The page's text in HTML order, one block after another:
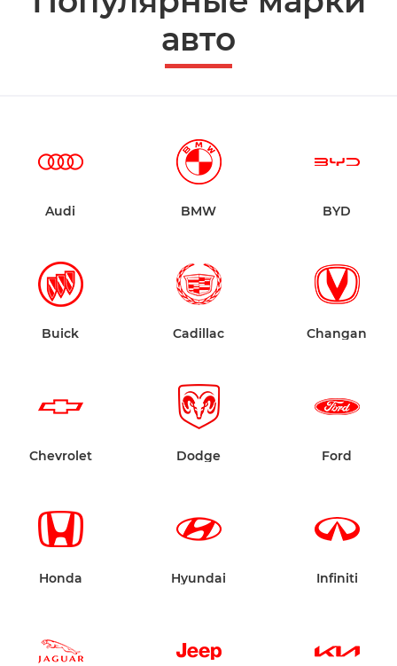
авто
Audi BMW BYD
Buick Cadillac Changan
Chevrolet Dodge Ford
Honda Hyundai Infiniti